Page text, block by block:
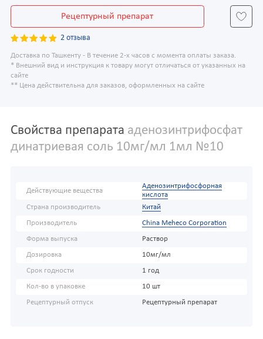
Рецептурный препарат
2 отзыва
Доставка по Ташкенту - В течение 2-х часов с момента оплаты заказа.
* Внешний вид и инструкция к товару могут отличаться от указанных на
сайте
** Цена действительна для заказов, оформленных на сайте
Свойства препарата аденозинтрифосфат
динатриевая соль 10мг/мл 1мл №10
Действующие вещества
Аденозинтрифосфорная
кислота
Страна производитель
Китай
Производитель China Meheco Corporation
Форма выпуска Раствор
Дозировка 10мг/мл
Срок годности 1 год
Кол-во в упаковке 10 шт
Рецептурный отпуск Рецептурный препарат